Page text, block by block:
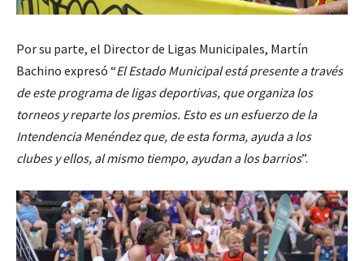
Por su parte, el Director de Ligas Municipales, Martín
Bachino expresó “El Estado Municipal está presente a través
de este programa de ligas deportivas, que organiza los
torneos y reparte los premios. Esto es un esfuerzo de la
Intendencia Menéndez que, de esta forma, ayuda a los
clubes y ellos, al mismo tiempo, ayudan a los barrios”.